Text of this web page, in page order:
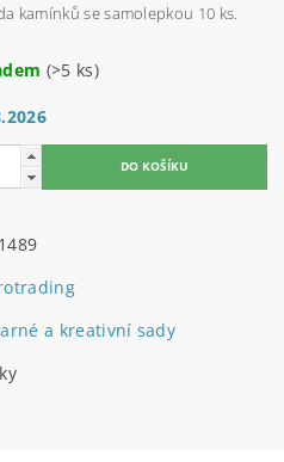
kamínků se samolepkou 10 ks.
(>5 ks)
a kreativní sady